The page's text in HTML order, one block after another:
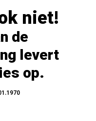
niet!
de
levert
op.